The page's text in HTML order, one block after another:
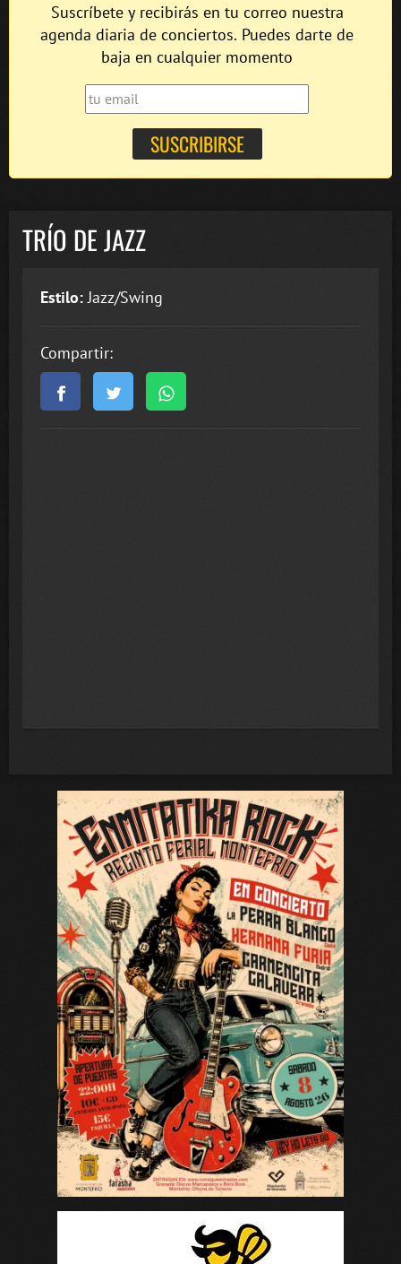
Suscríbete y recibirás en tu correo nuestra
agenda diaria de conciertos. Puedes darte de
baja en cualquier momento
TRÍO DE JAZZ
Estilo: Jazz/Swing
Compartir: